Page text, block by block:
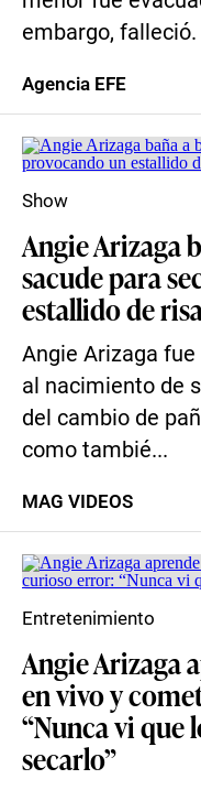
embargo, falleció.
Agencia EFE
Angie Arizaga
sacude para
estallido de
Angie Arizaga
al nacimiento de
del cambio de
como tambié...
Show
MAG VIDEOS
Angie Arizaga
en vivo y
“Nunca vi que
secarlo”
Entretenimiento